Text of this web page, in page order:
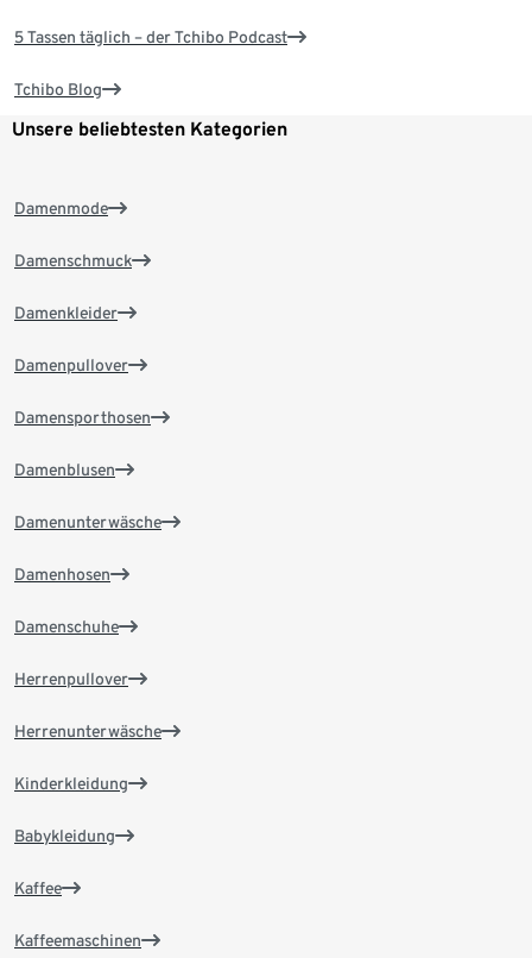
5 Tassen täglich – der Tchibo Podcast
Tchibo Blog
Unsere beliebtesten Kategorien
Damenmode
Damenschmuck
Damenkleider
Damenpullover
Damensporthosen
Damenblusen
Damenunterwäsche
Damenhosen
Damenschuhe
Herrenpullover
Herrenunterwäsche
Kinderkleidung
Babykleidung
Kaffee
Kaffeemaschinen